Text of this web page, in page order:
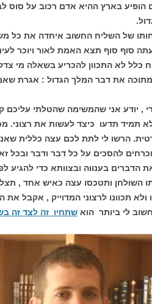
הופיע בארץ ההיא אדם רכוב על סוס
של השליח החשוב איחדה את כל
עתה סוף סוף תצא האמת לאור ויוכר
כלל לא התכוון להכריע בשאלה מי
את דבר המלך הגדול : אגרת
, יודע אני שהמשימה שהטלתי עליכם
תמיד תדעו כיצד לעשות את רצוני.
הרשו לי לתת לכם עצה כללית
להסכים על כל דבר ודבר
הדברים בענווה ובצוותא כדי להגיע
השולחן ותטכסו עצה כאיש אחד ,
ולא תכוונו לרצוני המדוייק , אקבל
לי ביותר הוא שתחיו זה לצד זה